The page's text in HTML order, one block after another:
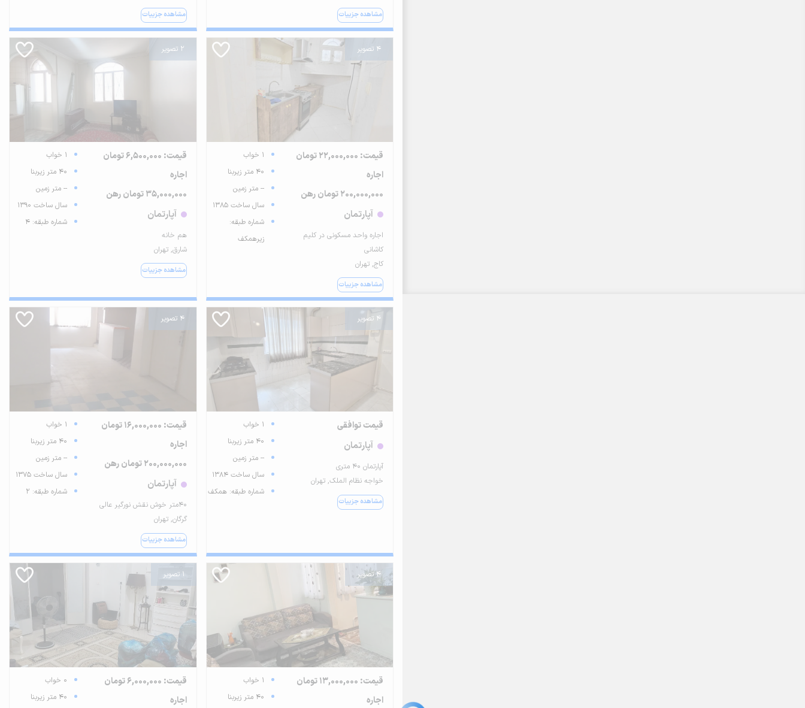
مشاهده جزییات مشاهده جزییات
4 تصویر
قیمت: 22,000,000 تومان
اجاره
200,000,000 تومان رهن
آپارتمان
اجاره واحد مسکونی در کلیم
کاشانی
کاج, تهران
مشاهده جزییات
1 خواب
40 متر زیربنا
-- متر زمین
سال ساخت 1385
شماره طبقه:
زیرهمکف
2 تصویر
قیمت: 6,500,000 تومان
اجاره
35,000,000 تومان رهن
آپارتمان
هم خانه
شارق, تهران
مشاهده جزییات
1 خواب
40 متر زیربنا
-- متر زمین
سال ساخت 1390
شماره طبقه: 4
4 تصویر
قیمت توافقی
آپارتمان
آپارتمان ۴۰ متری
خواجه نظام الملک, تهران
مشاهده جزییات
1 خواب
40 متر زیربنا
-- متر زمین
سال ساخت 1384
شماره طبقه: همکف
4 تصویر
قیمت: 16,000,000 تومان
اجاره
200,000,000 تومان رهن
آپارتمان
۴۰متر خوش نقش نورگیر عالی
گرگان, تهران
مشاهده جزییات
1 خواب
40 متر زیربنا
-- متر زمین
سال ساخت 1375
شماره طبقه: 2
4 تصویر
قیمت: 13,000,000 تومان
اجاره
1 خواب
40 متر زیربنا
1 تصویر
قیمت: 6,000,000 تومان
اجاره
0 خواب
40 متر زیربنا